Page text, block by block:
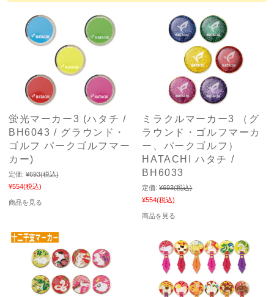
蛍光マーカー3 (ハタチ /
BH6043 / グラウンド・
ゴルフ パークゴルフマー
カー)
定価: ¥693(税込)
¥554(税込)
商品を見る
ミラクルマーカー3 （グ
ラウンド・ゴルフマーカ
ー、パークゴルフ）
HATACHI ハタチ /
BH6033
定価: ¥693(税込)
¥554(税込)
商品を見る